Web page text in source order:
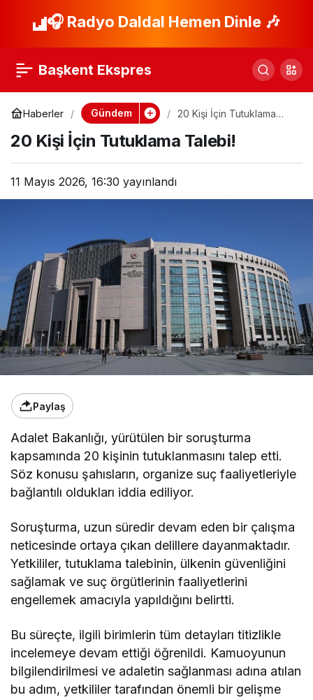
🎧 Radyo Daldal Hemen Dinle 🎶
Başkent Ekspres
Haberler Gündem
20 Kişi İçin Tutuklama
20 Kişi İçin Tutuklama Talebi!
11 Mayıs 2026, 16:30 yayınlandı
Paylaş
Adalet Bakanlığı, yürütülen bir soruşturma
kapsamında 20 kişinin tutuklanmasını talep etti.
Söz konusu şahısların, organize suç faaliyetleriyle
bağlantılı oldukları iddia ediliyor.
Soruşturma, uzun süredir devam eden bir çalışma
neticesinde ortaya çıkan delillere dayanmaktadır.
Yetkililer, tutuklama talebinin, ülkenin güvenliğini
sağlamak ve suç örgütlerinin faaliyetlerini
engellemek amacıyla yapıldığını belirtti.
Bu süreçte, ilgili birimlerin tüm detayları titizlikle
incelemeye devam ettiği öğrenildi. Kamuoyunun
bilgilendirilmesi ve adaletin sağlanması adına atılan
bu adım, yetkililer tarafından önemli bir gelişme
Bodrum’da CHP’li İki
Cezası Aldı
Paylaş